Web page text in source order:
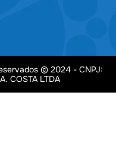
© 2024 - CNPJ:
COSTA LTDA